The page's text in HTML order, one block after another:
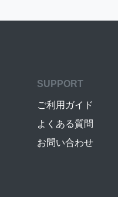
SUPPORT
ご利用ガイド
よくある質問
お問い合わせ